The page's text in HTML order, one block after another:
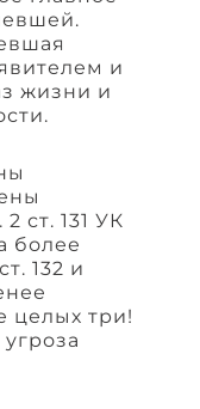
и
жизни и
ст. 131 УК
более
132 и
целых три!